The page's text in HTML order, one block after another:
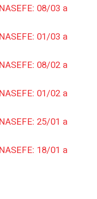
08/03 a
01/03 a
08/02 a
01/02 a
25/01 a
18/01 a